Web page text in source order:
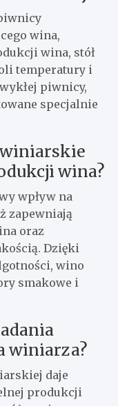
wina,
wina, stół
temperatury i
piwnicy,
specjalnie
wina?
wpływ na
zapewniają
oraz
Dzięki
wino
smakowe i
winiarza?
daje
produkcji